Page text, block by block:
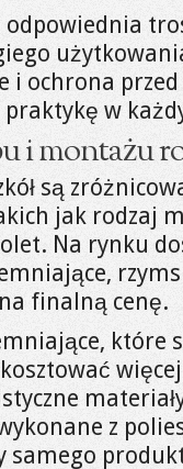
i ochrona
w
i montażu
są
jak rodzaj
Na rynku
finalną cenę.
które
z
samego